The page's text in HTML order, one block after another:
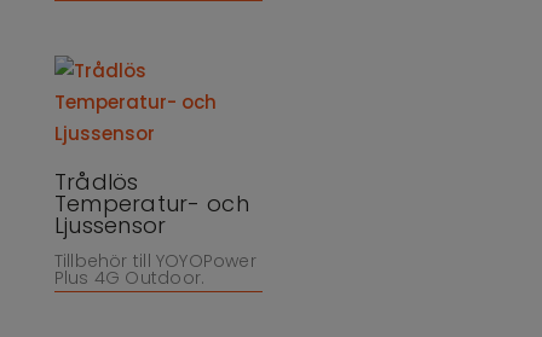
Trådlös
Temperatur- och
Ljussensor
Tillbehör till YOYOPower
Plus 4G Outdoor.